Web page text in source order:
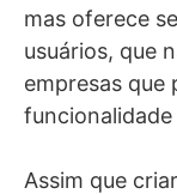
mas oferece
usuários, que
empresas que
Assim que